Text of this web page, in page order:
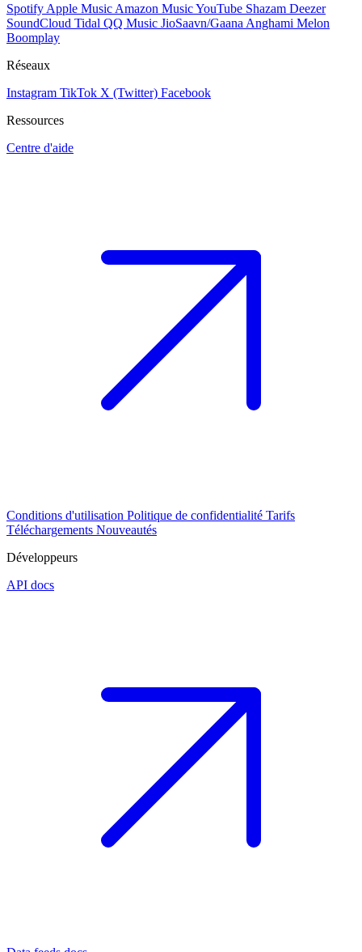
Spotify Apple Music Amazon MusicYouTube Shazam Deezer
SoundCloud Tidal QQ Music JioSaavn/Gaana Anghami Melon
Boomplay
Réseaux
Instagram TikTok X (Twitter) Facebook
Ressources
Centre d'aide
Conditions d'utilisation Politique de confidentialité Tarifs
Téléchargements Nouveautés
Développeurs
API docs